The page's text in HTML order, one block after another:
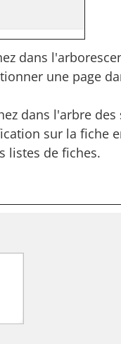
dans
une page
dans l'arbre
sur la fiche
listes de fiches.